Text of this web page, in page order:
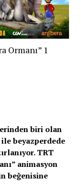
Ormanı” 1
biri olan
ile beyazperdede
TRT
animasyon
beğenisine